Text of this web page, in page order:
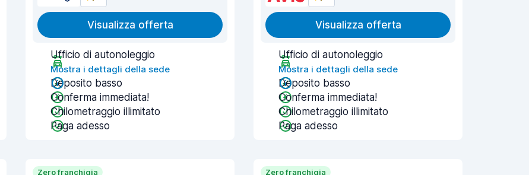
Visualizza offerta
Ufficio di autonoleggio
Mostra i dettagli della sede
Deposito basso
Conferma immediata!
Chilometraggio illimitato
Paga adesso
Visualizza offerta
Ufficio di autonoleggio
Mostra i dettagli della sede
Deposito basso
Conferma immediata!
Chilometraggio illimitato
Paga adesso
Zero franchigia Zero franchigia